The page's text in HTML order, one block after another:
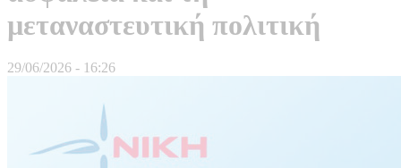
µεταναστευτική πολιτική
29/06/2026 - 16:26